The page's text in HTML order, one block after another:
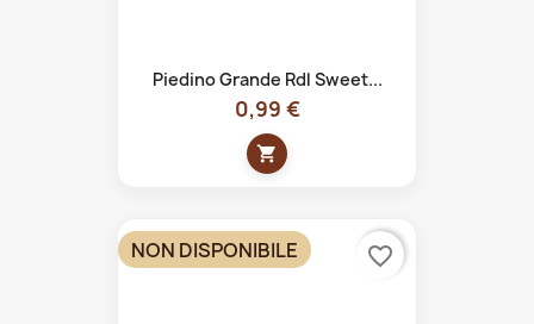
Piedino Grande Rdl Sweet...
0,99 €
shopping_cart
NON DISPONIBILE favorite_border